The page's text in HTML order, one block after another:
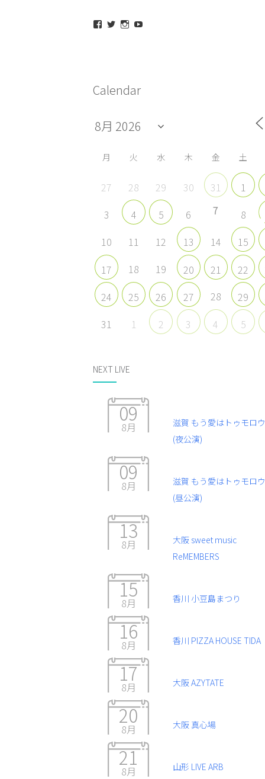
maeda_kazuaki@me.com
ィ
ー
を
Facebook
示
maedakazuaki
さ
ィ
ー
を
Twitter
maede_kazuaki
ィ
ー
を
Instagram
示
YouTube
Calendar
月 火 水 木 金 土
27 28 29 30 31 1
3
4 5 6 7 8
10
11 12 13 14 15
17
18 19 20 21 22
24
25 26 27 28 29
31
1 2 3 4 5
NEXT LIVE
09
8月
滋賀 もう愛はトゥモロ
(夜公演)
09
8月
滋賀 もう愛はトゥモロ
(昼公演)
13
8月
大阪 sweet music
ReMEMBERS
15
8月 香川 小豆島まつり
16
8月 香川 PIZZA HOUSE TIDA
17
8月 大阪 AZYTATE
20
8月 大阪 真心場
21
8月 山形 LIVE ARB